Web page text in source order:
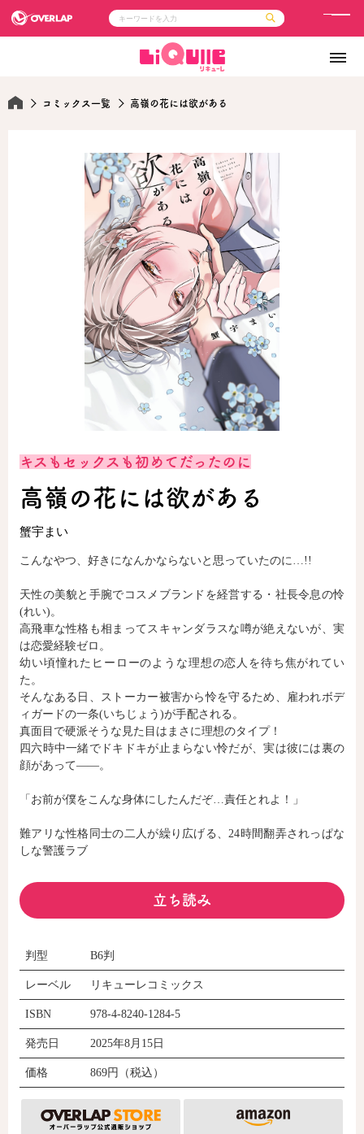
ラブパルフェ
ライトノベル
ノベルスf
ロサージュノベルス
企業
会社概要
採用情報
アクセス
オーバーラップホールディングス
お問い合わせはこちら
オーバーラップ文庫
オーバーラップノベルス
オーバーラップノベルスf
ロサージュノベルス
コミックガルド
リキューレ
コミックパルフェ
メ
コミックス一覧 高嶺の花には欲がある
キスもセックスも初めてだったのに
高嶺の花には欲がある
蟹宇まい
こんなやつ、好きになんかならないと思っていたのに…!!
天性の美貌と手腕でコスメブランドを経営する・社長令息の怜
(れい)。
高飛車な性格も相まってスキャンダラスな噂が絶えないが、実
は恋愛経験ゼロ。
幼い頃憧れたヒーローのような理想の恋人を待ち焦がれてい
た。
そんなある日、ストーカー被害から怜を守るため、雇われボデ
ィガードの一条(いちじょう)が手配される。
真面目で硬派そうな見た目はまさに理想のタイプ！
四六時中一緒でドキドキが止まらない怜だが、実は彼には裏の
顔があって――。
「お前が僕をこんな身体にしたんだぞ…責任とれよ！」
難アリな性格同士の二人が繰り広げる、24時間翻弄されっぱな
しな警護ラブ
立ち読み
判型 B6判
レーベル リキューレコミックス
ISBN 978-4-8240-1284-5
発売日 2025年8月15日
価格 869円（税込）